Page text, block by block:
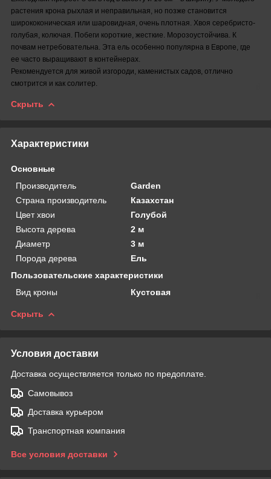
растения крона рыхлая и неправильная, но позже становится
ширококоническая или шаровидная, очень плотная. Хвоя серебристо-
голубая, колючая. Побеги короткие, жесткие. Морозоустойчива. К
почвам нетребовательна. Эта ель особенно популярна в Европе, где
ее часто выращивают в контейнерах.
Рекомендуется для живой изгороди, каменистых садов, отлично
смотрится и как солитер.
Скрыть
Характеристики
Основные
Производитель
Garden
Страна производитель
Казахстан
Цвет хвои
Голубой
Высота дерева
2 м
Диаметр
3 м
Порода дерева
Ель
Пользовательские характеристики
Вид кроны
Кустовая
Скрыть
Условия доставки
Доставка осуществляется только по предоплате.
Самовывоз
Доставка курьером
Транспортная компания
Все условия доставки